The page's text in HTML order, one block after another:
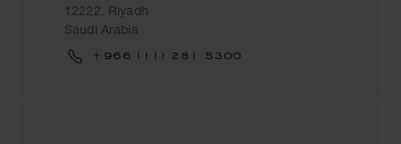
12222, Riyadh
Saudi Arabia
+966 (11) 281 5300